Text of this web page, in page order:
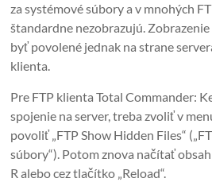
za systémové súbory a v mnohých
štandardne nezobrazujú.
byť povolené jednak na strane
klienta.
Pre FTP klienta Total Commander:
spojenie na server, treba zvoliť v
povoliť „FTP Show Hidden Files“
súbory“). Potom znova načítať
R alebo cez tlačítko „Reload“.